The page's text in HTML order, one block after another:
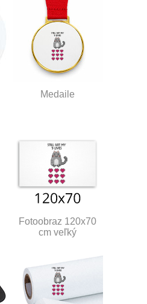
Medaile
Fotoobraz 120x70
cm veľký